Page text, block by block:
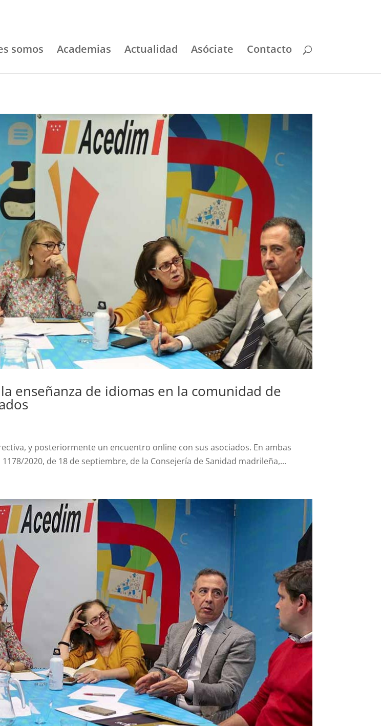
somos Academias Actualidad Asóciate Contacto
enseñanza de idiomas en la comunidad de
y posteriormente un encuentro online con sus asociados. En ambas
2020, de 18 de septiembre, de la Consejería de Sanidad madrileña,...